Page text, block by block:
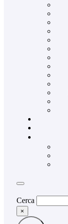
Cerca
×